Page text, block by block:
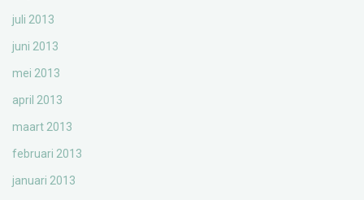
juli 2013
juni 2013
mei 2013
april 2013
maart 2013
februari 2013
januari 2013